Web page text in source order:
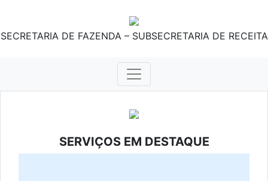
SECRETARIA DE FAZENDA – SUBSECRETARIA DE RECEITA
SERVIÇOS EM DESTAQUE